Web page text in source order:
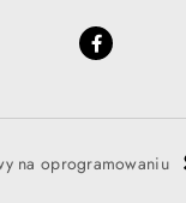
na oprogramowaniu